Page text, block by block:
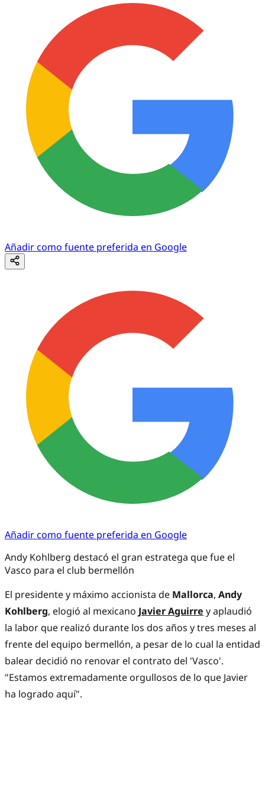
Añadir como fuente preferida en Google
Añadir como fuente preferida en Google
Andy Kohlberg destacó el gran estratega que fue el
Vasco para el club bermellón
El presidente y máximo accionista de Mallorca, Andy
Kohlberg, elogió al mexicano Javier Aguirre y aplaudió
la labor que realizó durante los dos años y tres meses al
frente del equipo bermellón, a pesar de lo cual la entidad
balear decidió no renovar el contrato del 'Vasco'.
"Estamos extremadamente orgullosos de lo que Javier
ha logrado aquí".